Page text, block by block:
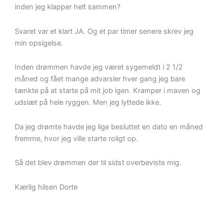
inden jeg klapper helt sammen?
Svaret var et klart JA. Og et par timer senere skrev jeg
min opsigelse.
Inden drømmen havde jeg været sygemeldt i 2 1/2
måned og fået mange advarsler hver gang jeg bare
tænkte på at starte på mit job igen. Kramper i maven og
udslæt på hele ryggen. Men jeg lyttede ikke.
Da jeg drømte havde jeg lige besluttet en dato en måned
fremme, hvor jeg ville starte roligt op.
Så det blev drømmen der til sidst overbeviste mig.
Kærlig hilsen Dorte